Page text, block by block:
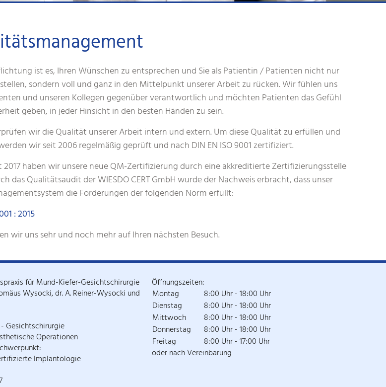
ist es, Ihren Wünschen zu entsprechen und Sie als Patientin / Patienten nicht nur
sondern voll und ganz in den Mittelpunkt unserer Arbeit zu rücken. Wir fühlen uns
und unseren Kollegen gegenüber verantwortlich und möchten Patienten das Gefühl
geben, in jeder Hinsicht in den besten Händen zu sein.
wir die Qualität unserer Arbeit intern und extern. Um diese Qualität zu erfüllen und
wir seit 2006 regelmäßig geprüft und nach DIN EN ISO 9001 zertifiziert.
2017 haben wir unsere neue QM-Zertifizierung durch eine akkreditierte Zertifizierungsstelle
das Qualitätsaudit der WIESDO CERT GmbH wurde der Nachweis erbracht, dass unser
die Forderungen der folgenden Norm erfüllt:
: 2015
wir uns sehr und noch mehr auf Ihren nächsten Besuch.
für Mund-Kiefer-Gesichtschirurgie
Wysocki, dr. A. Reiner-Wysocki und
Gesichtschirurgie
Operationen
Implantologie
Öffnungszeiten:
Montag
8:00 Uhr - 18:00 Uhr
Dienstag
8:00 Uhr - 18:00 Uhr
Mittwoch
8:00 Uhr - 18:00 Uhr
Donnerstag
8:00 Uhr - 18:00 Uhr
Freitag
8:00 Uhr - 17:00 Uhr
oder nach Vereinbarung